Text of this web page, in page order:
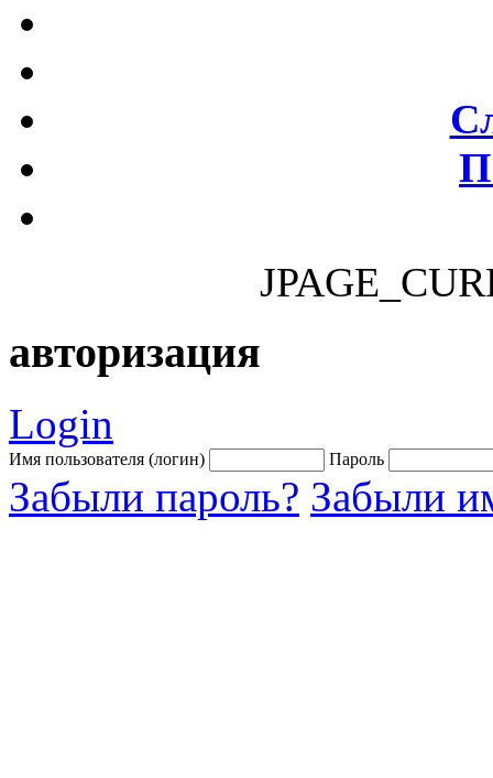
авторизация
Login
Имя пользователя (логин) Пароль
Забыли пароль? Забыли